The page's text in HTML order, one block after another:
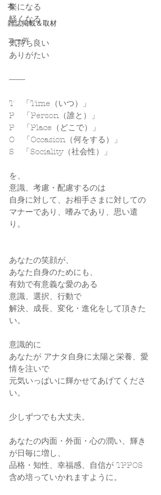
本
雑誌掲載＆取材
コーデ
楽になる
軽くなる
気持ち良い
ありがたい
--------
T　「Time（いつ）」
P　「Person（誰と）」
P　「Place（どこで）」
O　「Occasion（何をする）」
S　「Sociality（社会性）」
を、
意識、考慮・配慮するのは
自身に対して、お相手さまに対しての
マナーであり、嗜みであり、思い遣
り。
あなたの笑顔が、
あなた自身のためにも、
有効で有意義な愛のある
意識、選択、行動で
解決、成長、変化・進化をして頂きた
い。
意識的に
あなたが アナタ自身に太陽と栄養、愛
情を注いで
元気いっぱいに輝かせてあげてくださ
い。
少しずつでも大丈夫。
あなたの内面・外面・心の潤い、輝き
が日毎に増し、
品格・知性、幸福感、自信が TPPOS
含め培っていかれますように。